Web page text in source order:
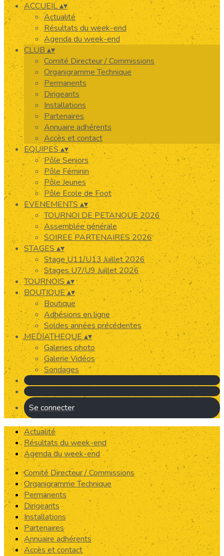
ACCUEIL▴▾
Actualité
Résultats du week-end
Agenda du week-end
CLUB ▴▾
Comité Directeur / Commissions
Organigramme Technique
Permanents
Dirigeants
Installations
Partenaires
Annuaire adhérents
Accès et contact
EQUIPES▴▾
Pôle Seniors
Pôle Féminin
Pôle Jeunes
Pôle Ecole de Foot
EVENEMENTS▴▾
TOURNOI DE PETANQUE 2026
Assemblée générale
SOIREE PARTENAIRES 2026
STAGES ▴▾
Stage U11/U13 Juillet 2026
Stages U7/U9 Juillet 2026
TOURNOIS▴▾
BOUTIQUE▴▾
Boutique
Adhésions en ligne
Soldes années précédentes
MEDIATHEQUE▴▾
Galeries photo
Galerie Vidéos
Sondages
Se connecter
Actualité
Résultats du week-end
Agenda du week-end
Comité Directeur / Commissions
Organigramme Technique
Permanents
Dirigeants
Installations
Partenaires
Annuaire adhérents
Accès et contact